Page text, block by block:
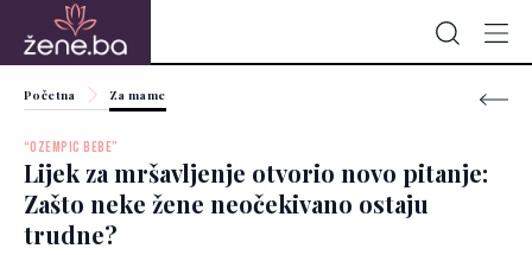
Početna Za mame
“OZEMPIC BEBE”
Lijek za mršavljenje otvorio novo pitanje:
Zašto neke žene neočekivano ostaju
trudne?